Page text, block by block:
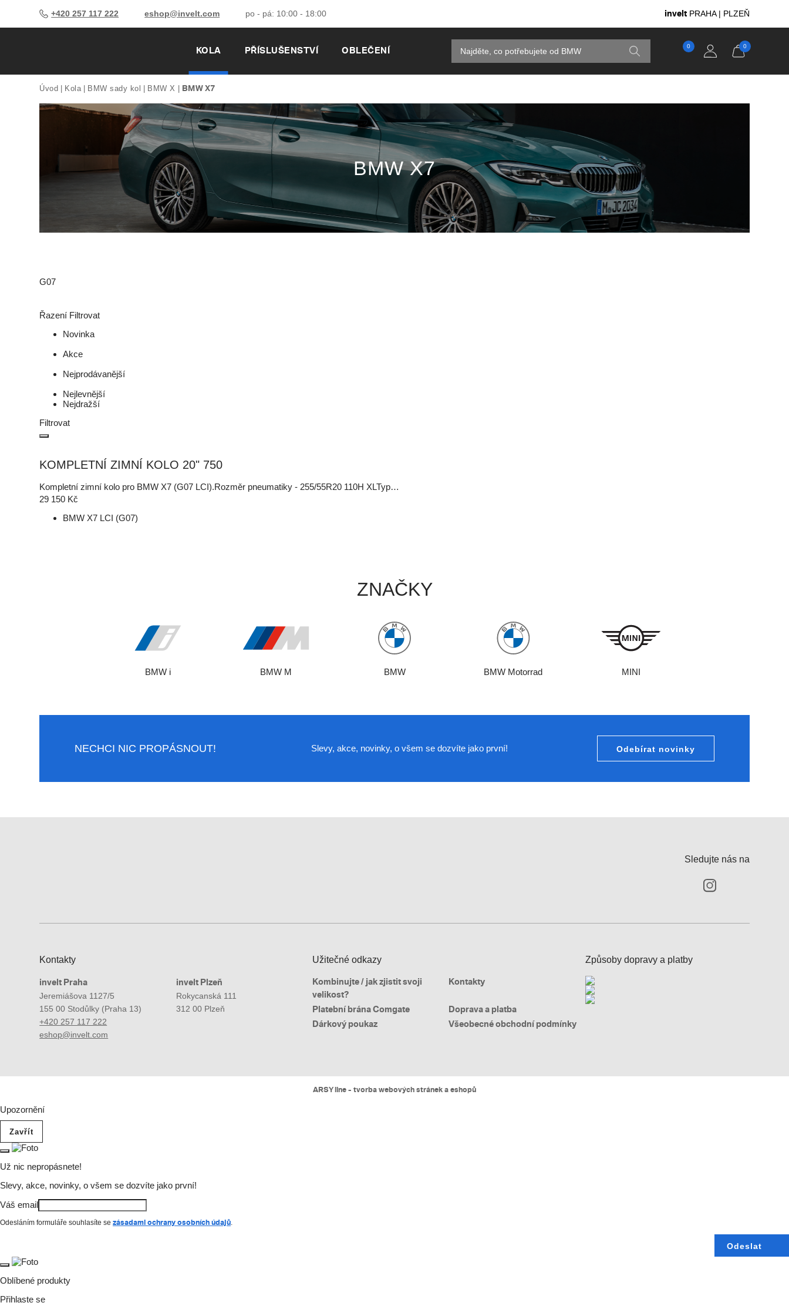
+420 257 117 222 eshop@invelt.com po - pá: 10:00 - 18:00 inveltPRAHA | PLZEŇ
KOLA PŘÍSLUŠENSTVÍ OBLEČENÍ 0 0
Úvod Kola BMW sady kol BMW X BMW X7
BMW X7
G07
Řazení Filtrovat
Novinka
Akce
Nejprodávanější
Nejlevnější
Nejdražší
Filtrovat
KOMPLETNÍ ZIMNÍ KOLO 20" 750
Kompletní zimní kolo pro BMW X7 (G07 LCI).Rozměr pneumatiky - 255/55R20 110H XLTyp…
29 150 Kč
BMW X7 LCI (G07)
ZNAČKY
BMW i BMW M BMW BMW Motorrad MINI
NECHCI NIC PROPÁSNOUT! Slevy, akce, novinky, o všem se dozvíte jako první! Odebírat novinky
Sledujte nás na
Kontakty
invelt Praha
Jeremiášova 1127/5
155 00 Stodůlky (Praha 13)
+420 257 117 222
eshop@invelt.com
invelt Plzeň
Rokycanská 111
312 00 Plzeň
Užitečné odkazy
Kombinujte / jak zjistit svoji
velikost?
Kontakty
Platební brána Comgate
Doprava a platba
Dárkový poukaz
Všeobecné obchodní podmínky
Způsoby dopravy a platby
ARSY line - tvorba webových stránek a eshopů
Upozornění
Zavřít
Už nic nepropásnete!
Slevy, akce, novinky, o všem se dozvíte jako první!
Váš email
Odesláním formuláře souhlasíte se zásadami ochrany osobních údajů.
Odeslat
Oblíbené produkty
Přihlaste se